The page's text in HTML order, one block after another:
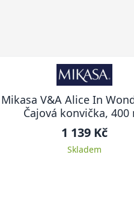
Mikasa V&A Alice In
Čajová konvička, 400
1 139 Kč
Skladem